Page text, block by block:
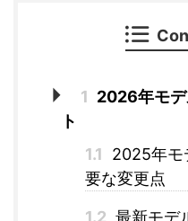
1 2026年モ
ト
1.1
2025年モ
要な変更点
1.2 最新モデ